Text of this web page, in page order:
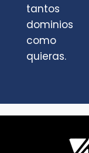
tantos
dominios
como
quieras.